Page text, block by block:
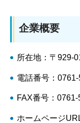
企業概要
所在地：〒929-
電話番号：
FAX番号：
ホームページ